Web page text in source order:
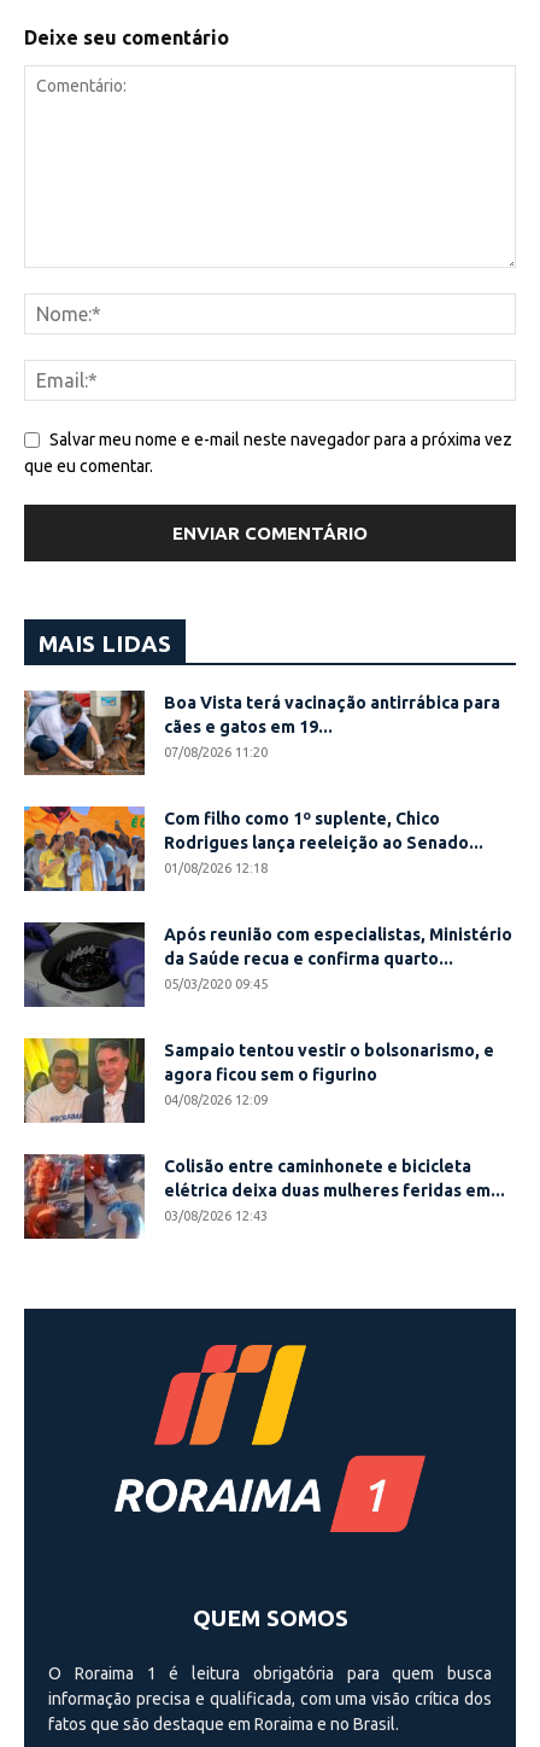
Deixe seu comentário
Salvar meu nome e e-mail neste navegador para a próxima vez
que eu comentar.
MAIS LIDAS
Boa Vista terá vacinação antirrábica para
cães e gatos em 19...
07/08/2026 11:20
Com filho como 1º suplente, Chico
Rodrigues lança reeleição ao Senado...
01/08/2026 12:18
Após reunião com especialistas, Ministério
da Saúde recua e confirma quarto...
05/03/2020 09:45
Sampaio tentou vestir o bolsonarismo, e
agora ficou sem o figurino
04/08/2026 12:09
Colisão entre caminhonete e bicicleta
elétrica deixa duas mulheres feridas em...
03/08/2026 12:43
QUEM SOMOS
O Roraima 1 é leitura obrigatória para quem busca
informação precisa e qualificada, com uma visão crí­tica dos
fatos que são destaque em Roraima e no Brasil.